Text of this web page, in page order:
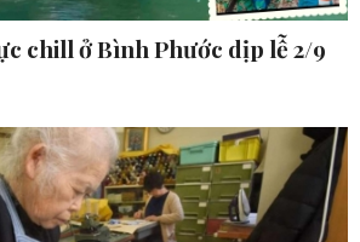
chill ở Bình Phước dịp lễ 2/9